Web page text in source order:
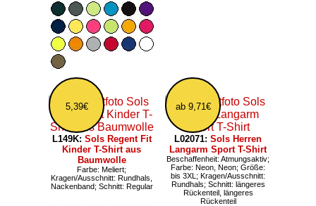
5,39€
L149K: Sols Regent Fit
Kinder T-Shirt aus
Baumwolle
Farbe: Meliert;
Kragen/Ausschnitt: Rundhals,
Nackenband; Schnitt: Regular
ab 9,71€
L02071: Sols Herren
Langarm Sport T-Shirt
Beschaffenheit: Atmungsaktiv;
Farbe: Neon, Neon; Größe:
bis 3XL; Kragen/Ausschnitt:
Rundhals; Schnitt: längeres
Rückenteil, längeres
Rückenteil